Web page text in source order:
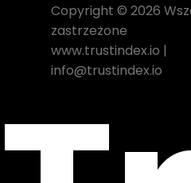
Copyright © 2026
zastrzeżone
www.trustindex.io |
info@trustindex.io